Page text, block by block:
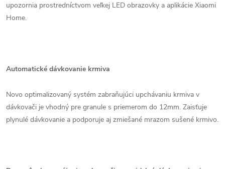
upozornia prostredníctvom veľkej LED obrazovky a aplikácie Xiaomi
Home.
Automatické dávkovanie krmiva
Novo optimalizovaný systém zabraňujúci upchávaniu krmiva v
dávkovači je vhodný pre granule s priemerom do 12mm. Zaisťuje
plynulé dávkovanie a podporuje aj zmiešané mrazom sušené krmivo.